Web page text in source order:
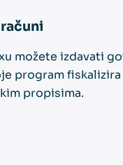
možete izdavati
program fiskalizira
propisima.